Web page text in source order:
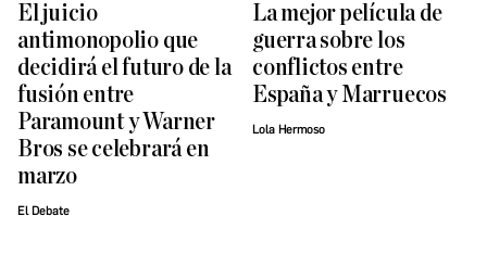
El juicio
antimonopolio que
decidirá el futuro de la
fusión entre
Paramount y Warner
Bros se celebrará en
marzo
El Debate
La mejor película de
guerra sobre los
conflictos entre
España y Marruecos
Lola Hermoso